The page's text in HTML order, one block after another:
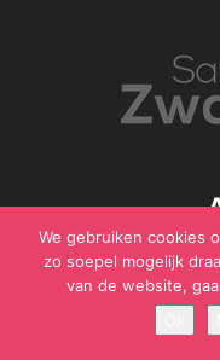
We gebruiken cookies
zo soepel mogelijk
van de website,